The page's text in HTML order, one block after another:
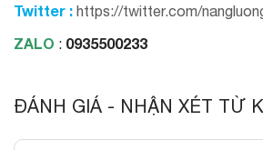
Twitter : https://twitter.com/
ZALO : 0935500233
ĐÁNH GIÁ - NHẬN XÉT TỪ